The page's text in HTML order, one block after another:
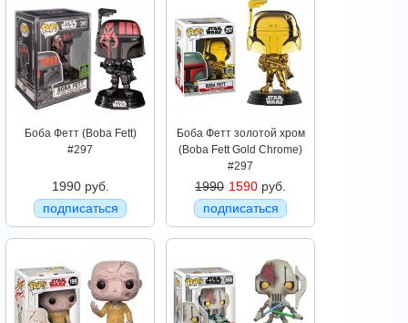
Боба Фетт (Boba Fett)
#297
1990 руб.
подписаться
Боба Фетт золотой хром
(Boba Fett Gold Chrome)
#297
1990 1590 руб.
подписаться